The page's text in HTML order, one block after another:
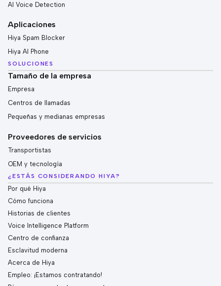
AI Voice Detection
Aplicaciones
Hiya Spam Blocker
Hiya AI Phone
SOLUCIONES
Tamaño de la empresa
Empresa
Centros de llamadas
Pequeñas y medianas empresas
Proveedores de servicios
Transportistas
OEM y tecnología
¿ESTÁS CONSIDERANDO HIYA?
Por qué Hiya
Cómo funciona
Historias de clientes
Voice Intelligence Platform
Centro de confianza
Esclavitud moderna
Acerca de Hiya
Empleo: ¡Estamos contratando!